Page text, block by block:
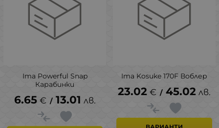
Ima Powerful Snap
Карабинки
6.65 € / 13.01 лв.
Ima Kosuke 170F Воблер
23.02 € / 45.02 лв.
ВАРИАНТИ